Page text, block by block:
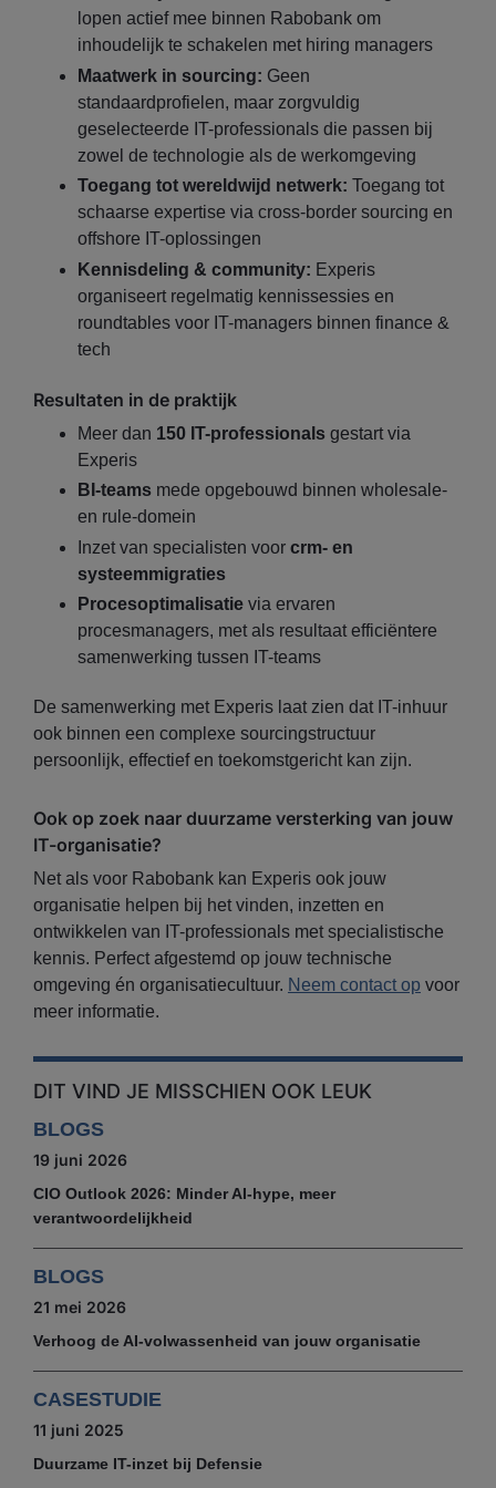
lopen actief mee binnen Rabobank om
inhoudelijk te schakelen met hiring managers
Maatwerk in sourcing: Geen
standaardprofielen, maar zorgvuldig
geselecteerde IT-professionals die passen bij
zowel de technologie als de werkomgeving
Toegang tot wereldwijd netwerk: Toegang tot
schaarse expertise via cross-border sourcing en
offshore IT-oplossingen
Kennisdeling & community: Experis
organiseert regelmatig kennissessies en
roundtables voor IT-managers binnen finance &
tech
Resultaten in de praktijk
Meer dan 150 IT-professionals gestart via
Experis
BI-teams mede opgebouwd binnen wholesale-
en rule-domein
Inzet van specialisten voor crm- en
systeemmigraties
Procesoptimalisatie via ervaren
procesmanagers, met als resultaat efficiëntere
samenwerking tussen IT-teams
De samenwerking met Experis laat zien dat IT-inhuur
ook binnen een complexe sourcingstructuur
persoonlijk, effectief en toekomstgericht kan zijn.
Ook op zoek naar duurzame versterking van jouw
IT-organisatie?
Net als voor Rabobank kan Experis ook jouw
organisatie helpen bij het vinden, inzetten en
ontwikkelen van IT-professionals met specialistische
kennis. Perfect afgestemd op jouw technische
omgeving én organisatiecultuur. Neem contact op voor
meer informatie.
DIT VIND JE MISSCHIEN OOK LEUK
BLOGS
19 juni 2026
CIO Outlook 2026: Minder AI-hype, meer
verantwoordelijkheid
BLOGS
21 mei 2026
Verhoog de AI-volwassenheid van jouw organisatie
CASESTUDIE
11 juni 2025
Duurzame IT-inzet bij Defensie